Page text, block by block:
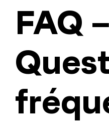
FAQ –